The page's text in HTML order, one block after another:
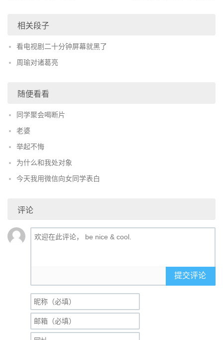
相关段子
看电视剧二十分钟屏幕就黑了
周瑜对诸葛亮
随便看看
同学聚会喝断片
老婆
举起不悔
为什么和我处对象
今天我用微信向女同学表白
评论
提交评论